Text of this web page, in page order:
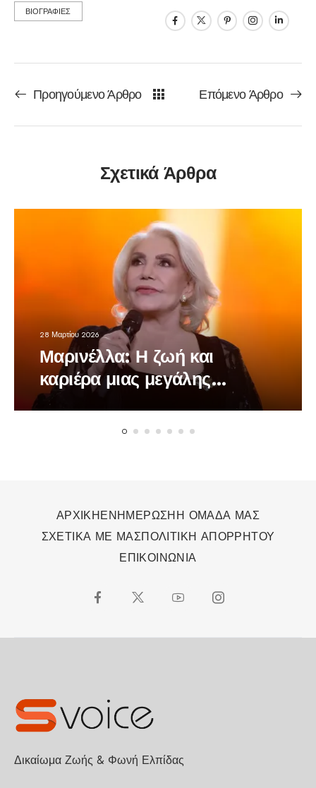
ΒΙΟΓΡΑΦΙΕΣ
Προηγούμενο Άρθρο Επόμενο Άρθρο
Σχετικά Άρθρα
28 Μαρτίου 2026
Μαρινέλλα: Η ζωή και
καριέρα μιας μεγάλης
τραγουδίστριας
ΑΡΧΙΚΗΕΝΗΜΕΡΩΣΗΗ ΟΜΑΔΑ ΜΑΣ
ΣΧΕΤΙΚΑ ΜΕ ΜΑΣΠΟΛΙΤΙΚΗ ΑΠΟΡΡΗΤΟΥ
ΕΠΙΚΟΙΝΩΝΙΑ
Δικαίωμα Ζωής & Φωνή Ελπίδας